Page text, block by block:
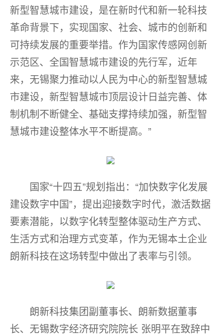
新型智慧城市建设，是在新时代和新一轮科技
革命背景下，实现国家、社会、城市的创新和
可持续发展的重要举措。作为国家传感网创新
示范区、全国智慧城市建设的先行军，近年
来，无锡聚力推动以人民为中心的新型智慧城
市建设，新型智慧城市顶层设计日益完善、体
制机制不断健全、基础支撑持续加强，新型智
慧城市建设整体水平不断提高。”
国家“十四五”规划指出：“加快数字化发展
建设数字中国”，提出迎接数字时代，激活数据
要素潜能，以数字化转型整体驱动生产方式、
生活方式和治理方式变革，作为无锡本土企业
朗新科技在这场转型中做出了表率与引领。
朗新科技集团副董事长、朗新数据董事
长、无锡数字经济研究院院长 张明平在致辞中